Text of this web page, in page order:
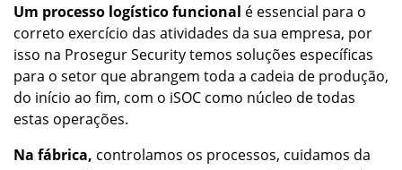
Um processo logístico funcional é essencial para o
correto exercício das atividades da sua empresa, por
isso na Prosegur Security temos soluções específicas
para o setor que abrangem toda a cadeia de produção,
do início ao fim, com o iSOC como núcleo de todas
estas operações.
Na fábrica, controlamos os processos, cuidamos da